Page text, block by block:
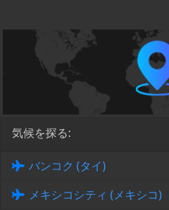
気候を探る:
バンコク (タイ)
メキシコシティ (メキシコ)